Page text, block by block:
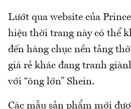
Lướt qua website của
hiệu thời trang này có thể
đến hàng chục nền tảng
giá rẻ khác đang tranh
với “ông lớn” Shein.
Các mẫu sản phẩm mới